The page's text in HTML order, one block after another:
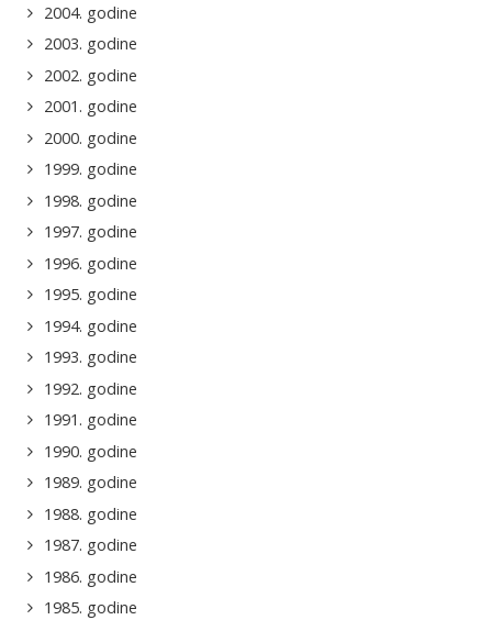
2004. godine
2003. godine
2002. godine
2001. godine
2000. godine
1999. godine
1998. godine
1997. godine
1996. godine
1995. godine
1994. godine
1993. godine
1992. godine
1991. godine
1990. godine
1989. godine
1988. godine
1987. godine
1986. godine
1985. godine